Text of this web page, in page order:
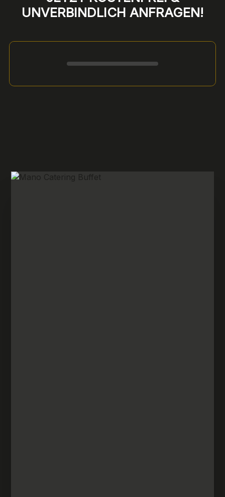
UNVERBINDLICH ANFRAGEN!